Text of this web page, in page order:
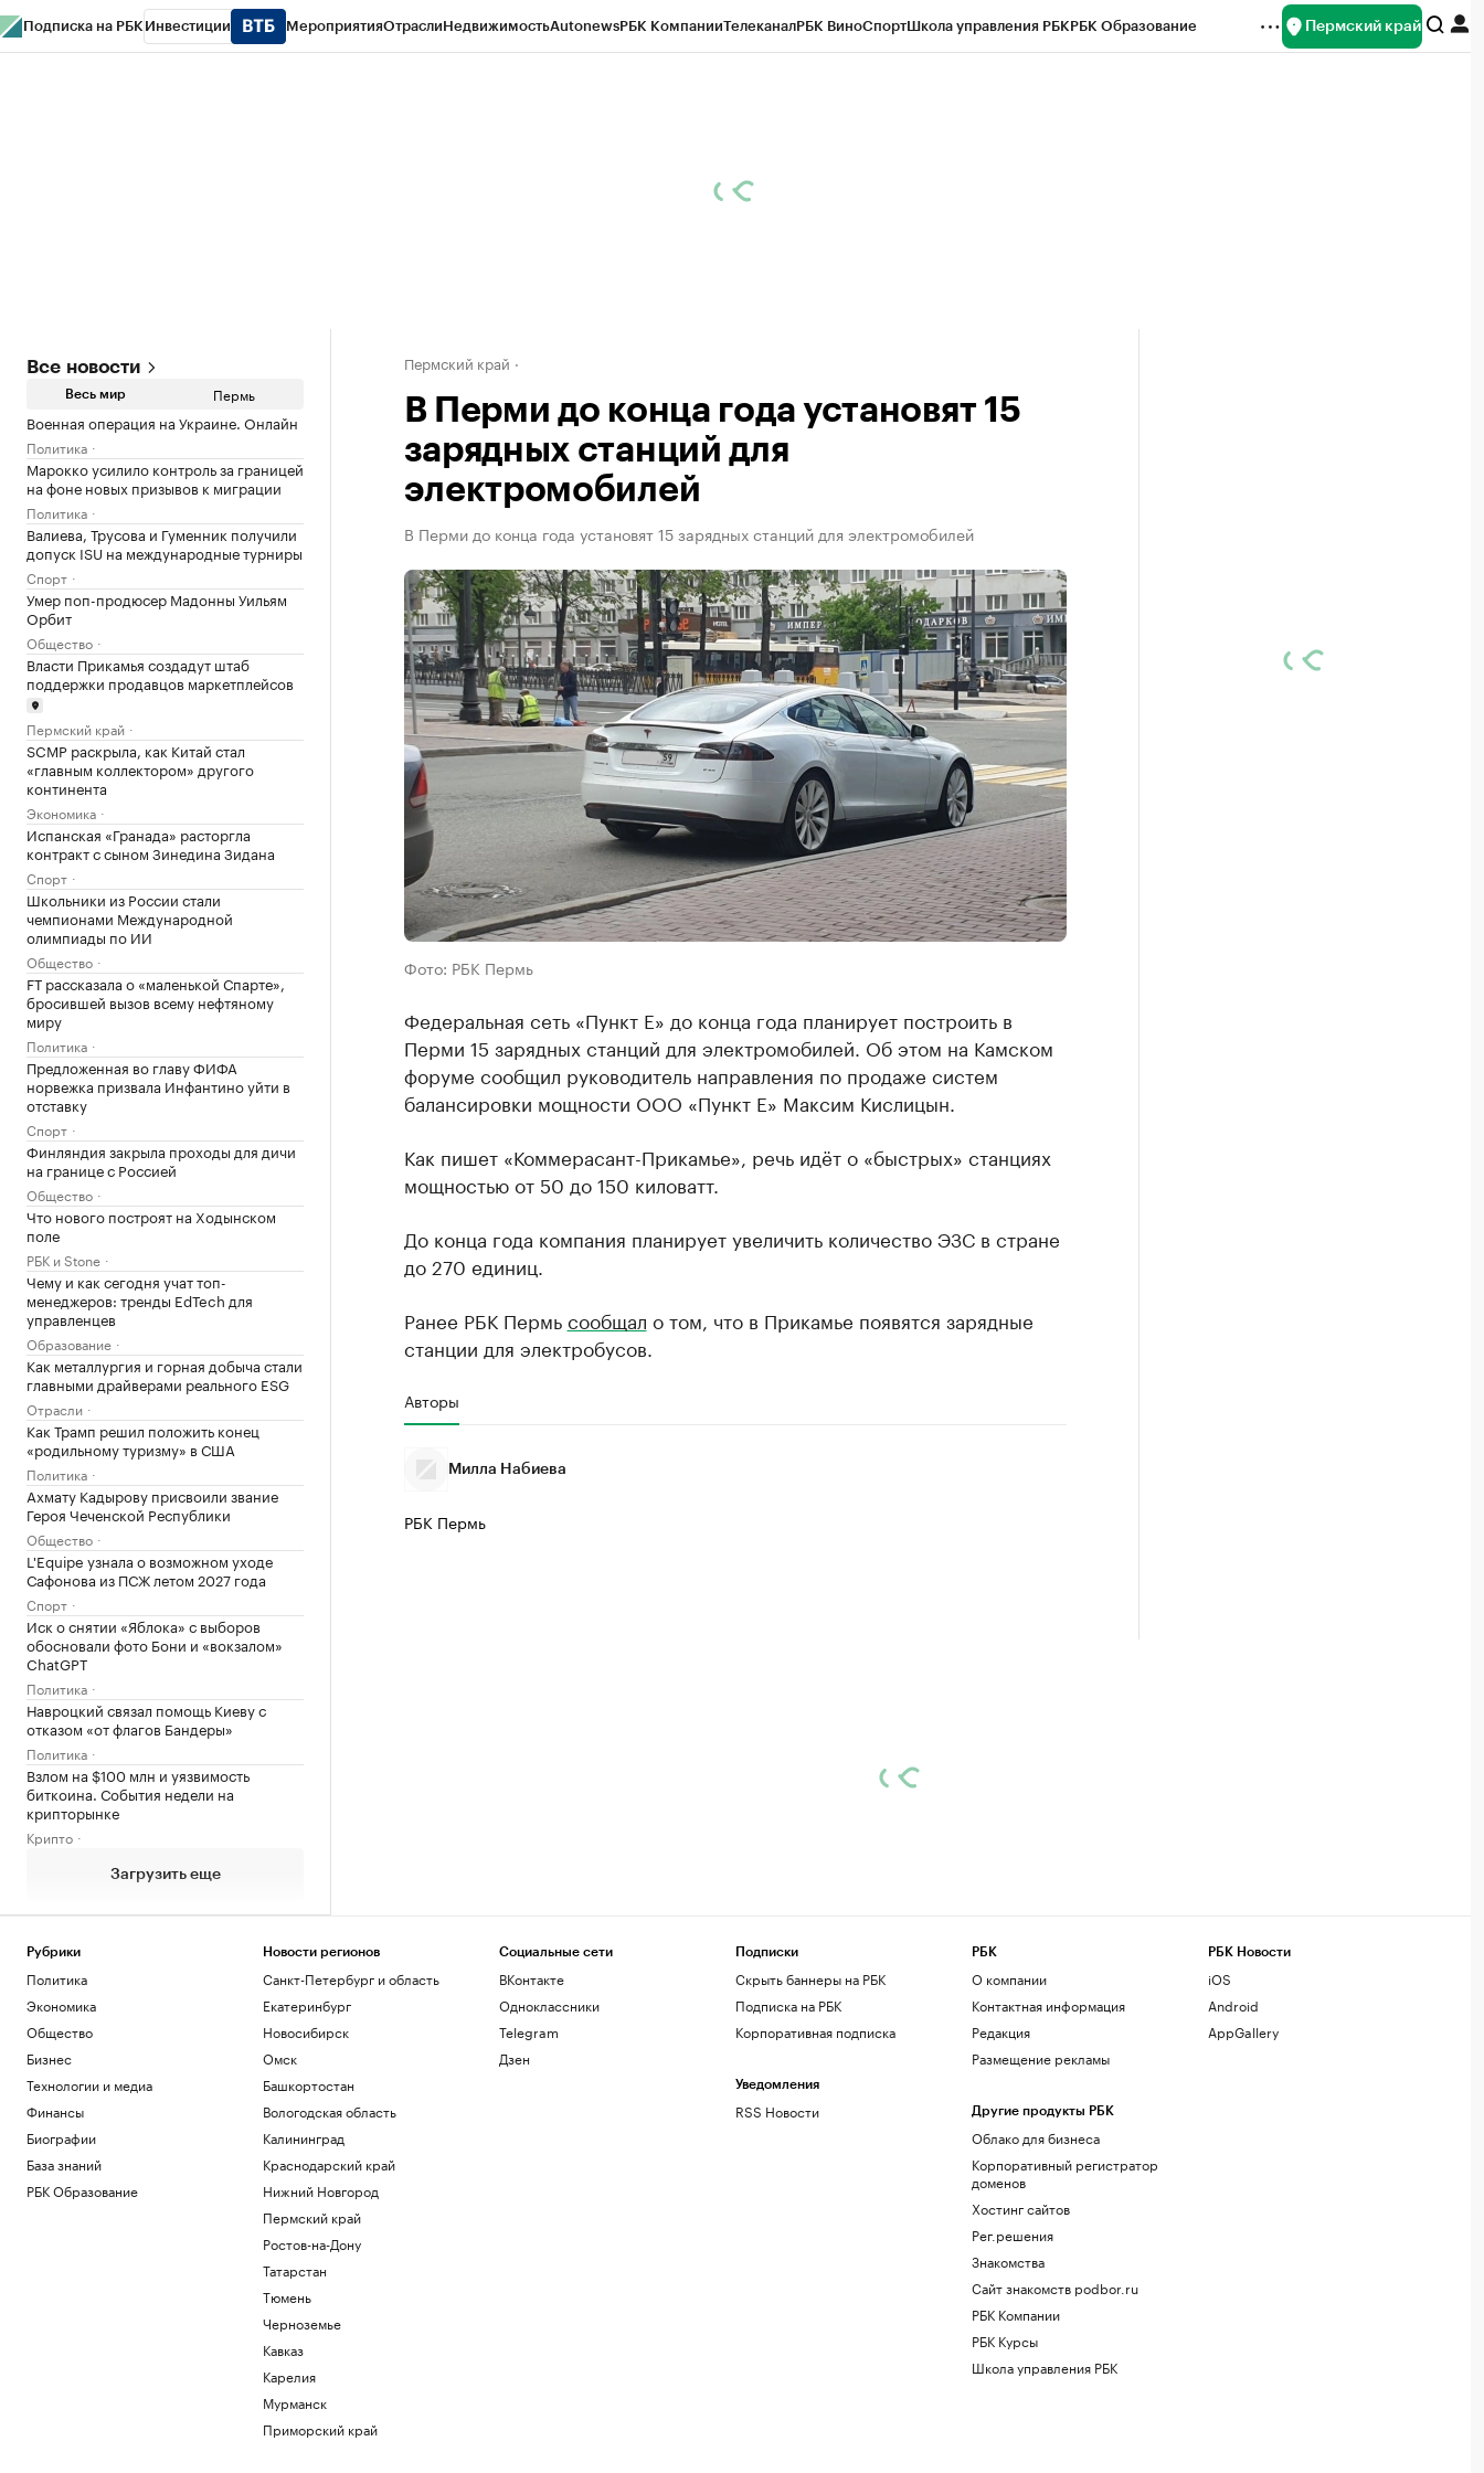
Подписка на РБК Инвестиции МероприятияОтраслиНедвижимостьAutonewsРБК КомпанииТелеканалРБК ВиноСпортШкола управления РБКРБК Образование Пермский край
Все новости
Весь мир Пермь
Военная операция на Украине. Онлайн
Политика
Марокко усилило контроль за границей
на фоне новых призывов к миграции
Политика
Валиева, Трусова и Гуменник получили
допуск ISU на международные турниры
Спорт
Умер поп-продюсер Мадонны Уильям
Орбит
Общество
Власти Прикамья создадут штаб
поддержки продавцов маркетплейсов
Пермский край
SCMP раскрыла, как Китай стал
«главным коллектором» другого
континента
Экономика
Испанская «Гранада» расторгла
контракт с сыном Зинедина Зидана
Спорт
Школьники из России стали
чемпионами Международной
олимпиады по ИИ
Общество
FT рассказала о «маленькой Спарте»,
бросившей вызов всему нефтяному
миру
Политика
Предложенная во главу ФИФА
норвежка призвала Инфантино уйти в
отставку
Спорт
Финляндия закрыла проходы для дичи
на границе с Россией
Общество
Что нового построят на Ходынском
поле
РБК и Stone
Чему и как сегодня учат топ-
менеджеров: тренды EdTech для
управленцев
Образование
Как металлургия и горная добыча стали
главными драйверами реального ESG
Отрасли
Как Трамп решил положить конец
«родильному туризму» в США
Политика
Ахмату Кадырову присвоили звание
Героя Чеченской Республики
Общество
L'Equipe узнала о возможном уходе
Сафонова из ПСЖ летом 2027 года
Спорт
Иск о снятии «Яблока» с выборов
обосновали фото Бони и «вокзалом»
ChatGPT
Политика
Навроцкий связал помощь Киеву с
отказом «от флагов Бандеры»
Политика
Взлом на $100 млн и уязвимость
биткоина. События недели на
крипторынке
Крипто
Загрузить еще
Пермский край
В Перми до конца года установят 15
зарядных станций для
электромобилей
В Перми до конца года установят 15 зарядных станций для электромобилей
Фото: РБК Пермь
Федеральная сеть «Пункт Е» до конца года планирует построить в
Перми 15 зарядных станций для электромобилей. Об этом на Камском
форуме сообщил руководитель направления по продаже систем
балансировки мощности ООО «Пункт Е» Максим Кислицын.
Как пишет «Коммерасант-Прикамье», речь идёт о «быстрых» станциях
мощностью от 50 до 150 киловатт.
До конца года компания планирует увеличить количество ЭЗС в стране
до 270 единиц.
Ранее РБК Пермьсообщал о том, что в Прикамье появятся зарядные
станции для электробусов.
Авторы
Милла Набиева
РБК Пермь
Рубрики
Политика
Экономика
Общество
Бизнес
Технологии и медиа
Финансы
Биографии
База знаний
РБК Образование
Новости регионов
Санкт-Петербург и область
Екатеринбург
Новосибирск
Омск
Башкортостан
Вологодская область
Калининград
Краснодарский край
Нижний Новгород
Пермский край
Ростов-на-Дону
Татарстан
Тюмень
Черноземье
Кавказ
Карелия
Мурманск
Приморский край
Социальные сети
ВКонтакте
Одноклассники
Telegram
Дзен
Подписки
Скрыть баннеры на РБК
Подписка на РБК
Корпоративная подписка
Уведомления
RSS Новости
РБК
О компании
Контактная информация
Редакция
Размещение рекламы
Другие продукты РБК
Облако для бизнеса
Корпоративный регистратор
доменов
Хостинг сайтов
Рег.решения
Знакомства
Сайт знакомств podbor.ru
РБК Компании
РБК Курсы
Школа управления РБК
РБК Новости
iOS
Android
AppGallery